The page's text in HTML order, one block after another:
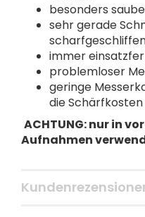
besonders
sehr gerade
immer
problemloser
geringe
die
ACHTUNG: nur in
Aufnahmen